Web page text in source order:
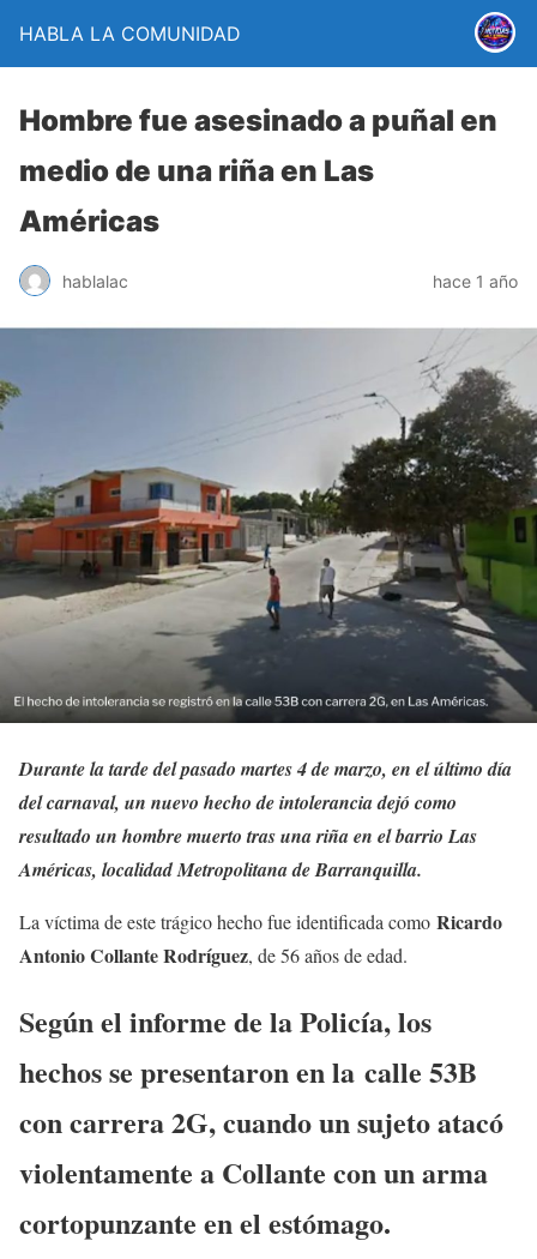
HABLA LA COMUNIDAD
Hombre fue asesinado a puñal en
medio de una riña en Las
Américas
hablalac hace 1 año
Durante la tarde del pasado martes 4 de marzo, en el último día
del carnaval, un nuevo hecho de intolerancia dejó como
resultado un hombre muerto tras una riña en el barrio Las
Américas, localidad Metropolitana de Barranquilla.
La víctima de este trágico hecho fue identificada como Ricardo
Antonio Collante Rodríguez, de 56 años de edad.
Según el informe de la Policía, los
hechos se presentaron en la calle 53B
con carrera 2G, cuando un sujeto atacó
violentamente a Collante con un arma
cortopunzante en el estómago.